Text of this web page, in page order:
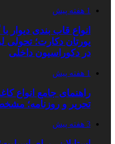
1 هفته پیش
انواع قاب بندی
یورتان دکارت؛
در دکوراسیون داخلی
1 هفته پیش
راهنمای جامع انواع
تحریر و روزنامه؛
3 هفته پیش